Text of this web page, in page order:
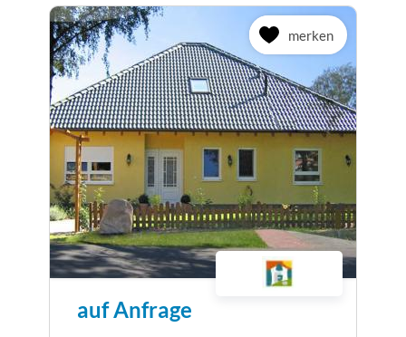
merken
auf Anfrage